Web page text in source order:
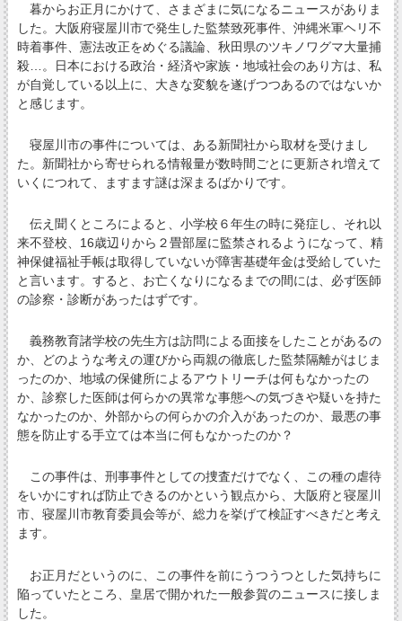
暮からお正月にかけて、さまざまに気になるニュースがありま
した。大阪府寝屋川市で発生した監禁致死事件、沖縄米軍ヘリ不
時着事件、憲法改正をめぐる議論、秋田県のツキノワグマ大量捕
殺…。日本における政治・経済や家族・地域社会のあり方は、私
が自覚している以上に、大きな変貌を遂げつつあるのではないか
と感じます。
寝屋川市の事件については、ある新聞社から取材を受けまし
た。新聞社から寄せられる情報量が数時間ごとに更新され増えて
いくにつれて、ますます謎は深まるばかりです。
伝え聞くところによると、小学校６年生の時に発症し、それ以
来不登校、16歳辺りから２畳部屋に監禁されるようになって、精
神保健福祉手帳は取得していないが障害基礎年金は受給していた
と言います。すると、お亡くなりになるまでの間には、必ず医師
の診察・診断があったはずです。
義務教育諸学校の先生方は訪問による面接をしたことがあるの
か、どのような考えの運びから両親の徹底した監禁隔離がはじま
ったのか、地域の保健所によるアウトリーチは何もなかったの
か、診察した医師は何らかの異常な事態への気づきや疑いを持た
なかったのか、外部からの何らかの介入があったのか、最悪の事
態を防止する手立ては本当に何もなかったのか？
この事件は、刑事事件としての捜査だけでなく、この種の虐待
をいかにすれば防止できるのかという観点から、大阪府と寝屋川
市、寝屋川市教育委員会等が、総力を挙げて検証すべきだと考え
ます。
お正月だというのに、この事件を前にうつうつとした気持ちに
陥っていたところ、皇居で開かれた一般参賀のニュースに接しま
した。